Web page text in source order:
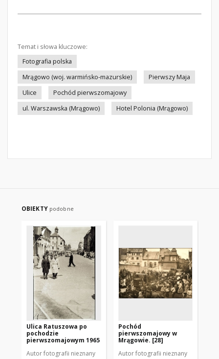
Temat i słowa kluczowe:
Fotografia polska
Mrągowo (woj. warmińsko-mazurskie)
Pierwszy Maja
Ulice
Pochód pierwszomajowy
ul. Warszawska (Mrągowo)
Hotel Polonia (Mrągowo)
OBIEKTY podobne
Ulica Ratuszowa po
pochodzie
pierwszomajowym 1965
Autor fotografii nieznany
Pochód
pierwszomajowy w
Mrągowie. [28]
Autor fotografii nieznany